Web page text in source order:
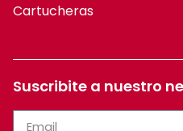
Cartucheras
Suscribite a nuestro